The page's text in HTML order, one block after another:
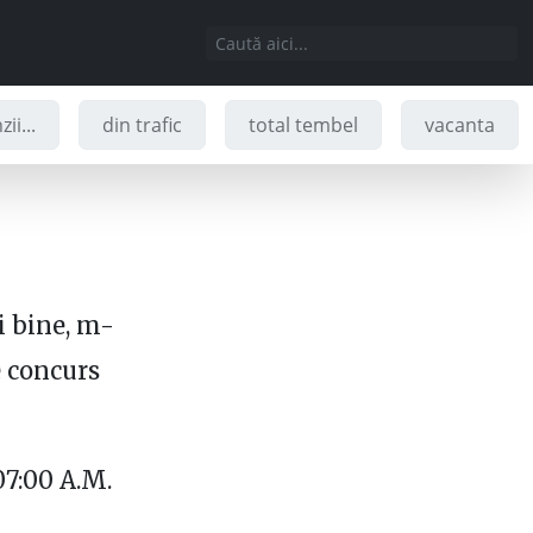
din trafic total tembel vacanta
bine, m-
A.M.